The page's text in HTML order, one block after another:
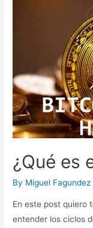
¿Qué es
By Miguel Fagundez
En este post quiero
entender los ciclos